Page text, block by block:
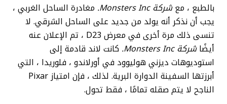
بالطبع ، معشركة Monsters Inc.
مغادرة الساحل الغربي ،
يجب أن نذكر أنه يولد من جديد على الساحل الشرقي. لا
تنسى ذلك مرة أخرى في معرض D23 ، تم الإعلان عنه
أيضًاشركة Monsters Inc.
كانت لاند قادمة إلى
استوديوهات ديزني هوليوود في أورلاندو ، فلوريدا ، التي
أبرزتها السفينة الدوارة البرية. لذلك ، فإن امتياز Pixar
الناجح لا يتم صقله تمامًا ، فقط تحول.